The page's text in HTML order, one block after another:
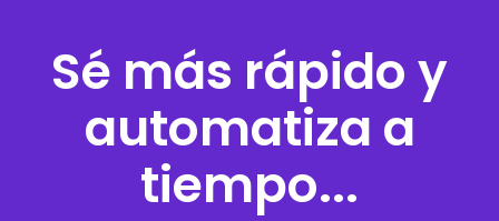
Sé más rápido y
automatiza a
tiempo...